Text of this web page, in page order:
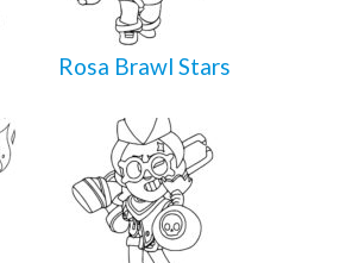
Rosa Brawl Stars